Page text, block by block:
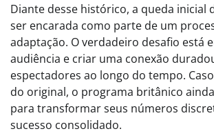
Diante desse histórico, a queda inicial
ser encarada como parte de um
adaptação. O verdadeiro desafio está
audiência e criar uma conexão
espectadores ao longo do tempo.
do original, o programa britânico
para transformar seus números
sucesso consolidado.